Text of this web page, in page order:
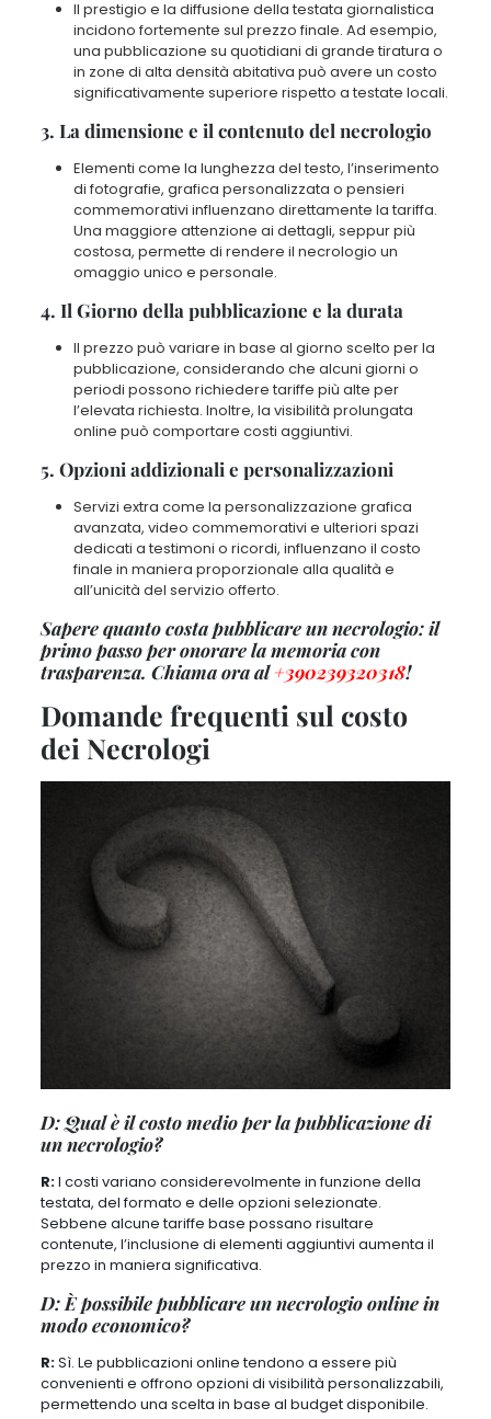
Il prestigio e la diffusione della testata giornalistica
incidono fortemente sul prezzo finale. Ad esempio,
una pubblicazione su quotidiani di grande tiratura o
in zone di alta densità abitativa può avere un costo
significativamente superiore rispetto a testate locali.
3. La dimensione e il contenuto del necrologio
Elementi come la lunghezza del testo, l’inserimento
di fotografie, grafica personalizzata o pensieri
commemorativi influenzano direttamente la tariffa.
Una maggiore attenzione ai dettagli, seppur più
costosa, permette di rendere il necrologio un
omaggio unico e personale.
4. Il Giorno della pubblicazione e la durata
Il prezzo può variare in base al giorno scelto per la
pubblicazione, considerando che alcuni giorni o
periodi possono richiedere tariffe più alte per
l’elevata richiesta. Inoltre, la visibilità prolungata
online può comportare costi aggiuntivi.
5. Opzioni addizionali e personalizzazioni
Servizi extra come la personalizzazione grafica
avanzata, video commemorativi e ulteriori spazi
dedicati a testimoni o ricordi, influenzano il costo
finale in maniera proporzionale alla qualità e
all’unicità del servizio offerto.
Sapere quanto costa pubblicare un necrologio: il
primo passo per onorare la memoria con
trasparenza. Chiama ora al+390239320318!
Domande frequenti sul costo
dei Necrologi
D: Qual è il costo medio per la pubblicazione di
un necrologio?
R:I costi variano considerevolmente in funzione della
testata, del formato e delle opzioni selezionate.
Sebbene alcune tariffe base possano risultare
contenute, l’inclusione di elementi aggiuntivi aumenta il
prezzo in maniera significativa.
D: È possibile pubblicare un necrologio online in
modo economico?
R:Sì. Le pubblicazioni online tendono a essere più
convenienti e offrono opzioni di visibilità personalizzabili,
permettendo una scelta in base al budget disponibile.